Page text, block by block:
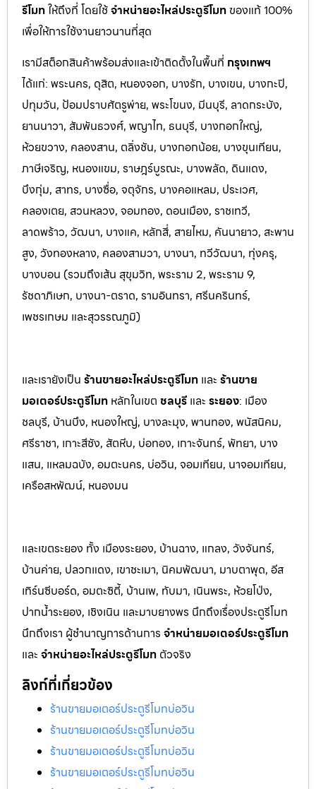
รีโมทให้ถึงที่ โดยใช้จำหน่ายอะไหล่ประตูรีโมท ของแท้ 100%
เพื่อให้การใช้งานยาวนานที่สุด
เรามีสต็อกสินค้าพร้อมส่งและเข้าติดตั้งในพื้นที่ กรุงเทพฯ
ได้แก่: พระนคร, ดุสิต, หนองจอก, บางรัก, บางเขน, บางกะปิ,
ปทุมวัน, ป้อมปราบศัตรูพ่าย, พระโขนง, มีนบุรี, ลาดกระบัง,
ยานนาวา, สัมพันธวงศ์, พญาไท, ธนบุรี, บางกอกใหญ่,
ห้วยขวาง, คลองสาน, ตลิ่งชัน, บางกอกน้อย, บางขุนเทียน,
ภาษีเจริญ, หนองแขม, ราษฎร์บูรณะ, บางพลัด, ดินแดง,
บึงกุ่ม, สาทร, บางซื่อ, จตุจักร, บางคอแหลม, ประเวศ,
คลองเตย, สวนหลวง, จอมทอง, ดอนเมือง, ราชเทวี,
ลาดพร้าว, วัฒนา, บางแค, หลักสี่, สายไหม, คันนายาว, สะพาน
สูง, วังทองหลาง, คลองสามวา, บางนา, ทวีวัฒนา, ทุ่งครุ,
บางบอน (รวมถึงเส้น สุขุมวิท, พระราม 2, พระราม 9,
รัชดาภิเษก, บางนา-ตราด, รามอินทรา, ศรีนครินทร์,
เพชรเกษม และสุวรรณภูมิ)
และเรายังเป็น ร้านขายอะไหล่ประตูรีโมท และ ร้านขาย
มอเตอร์ประตูรีโมท หลักในเขต ชลบุรี และ ระยอง: เมือง
ชลบุรี, บ้านบึง, หนองใหญ่, บางละมุง, พานทอง, พนัสนิคม,
ศรีราชา, เกาะสีชัง, สัตหีบ, บ่อทอง, เกาะจันทร์, พัทยา, บาง
แสน, แหลมฉบัง, อมตะนคร, บ่อวิน, จอมเทียน, นาจอมเทียน,
เครือสหพัฒน์, หนองมน
และเขตระยอง ทั้ง เมืองระยอง, บ้านฉาง, แกลง, วังจันทร์,
บ้านค่าย, ปลวกแดง, เขาชะเมา, นิคมพัฒนา, มาบตาพุด, อีส
เทิร์นซีบอร์ด, อมตะซิตี้, บ้านเพ, ทับมา, เนินพระ, ห้วยโป่ง,
ปากน้ำระยอง, เชิงเนิน และมาบยางพร นึกถึงเรื่องประตูรีโมท
นึกถึงเรา ผู้ชำนาญการด้านการ จำหน่ายมอเตอร์ประตูรีโมท
และ จำหน่ายอะไหล่ประตูรีโมท ตัวจริง
ลิงก์ที่เกี่ยวข้อง
ร้านขายมอเตอร์ประตูรีโมทบ่อวิน
ร้านขายมอเตอร์ประตูรีโมทบ่อวิน
ร้านขายมอเตอร์ประตูรีโมทบ่อวิน
ร้านขายมอเตอร์ประตูรีโมทบ่อวิน